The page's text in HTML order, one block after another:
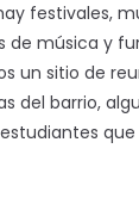
festivales,
de música y
un sitio de
del barrio,